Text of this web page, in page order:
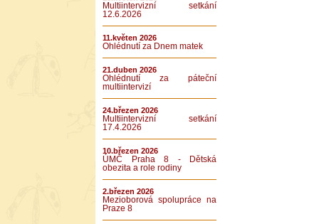
Multiintervizní setkání
12.6.2026
11.květen 2026
Ohlédnutí za Dnem matek
21.duben 2026
Ohlédnutí za páteční
multiintervizí
24.březen 2026
Multiintervizní setkání
17.4.2026
10.březen 2026
ÚMČ Praha 8 - Dětská
obezita a role rodiny
2.březen 2026
Mezioborová spolupráce na
Praze 8